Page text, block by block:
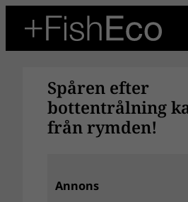
innehåll
Spåren efter
bottentrålning
från rymden!
Annons